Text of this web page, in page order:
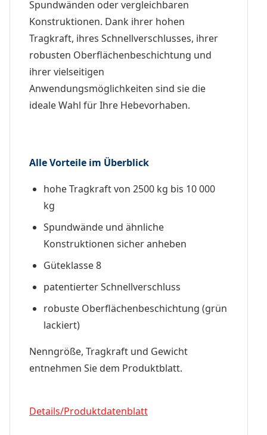
Spundwänden oder vergleichbaren
Konstruktionen. Dank ihrer hohen
Tragkraft, ihres Schnellverschlusses, ihrer
robusten Oberflächenbeschichtung und
ihrer vielseitigen
Anwendungsmöglichkeiten sind sie die
ideale Wahl für Ihre Hebevorhaben.
Alle Vorteile im Überblick
hohe Tragkraft von 2500 kg bis 10 000
kg
Spundwände und ähnliche
Konstruktionen sicher anheben
Güteklasse 8
patentierter Schnellverschluss
robuste Oberflächenbeschichtung (grün
lackiert)
Nenngröße, Tragkraft und Gewicht
entnehmen Sie dem Produktblatt.
Details/Produktdatenblatt